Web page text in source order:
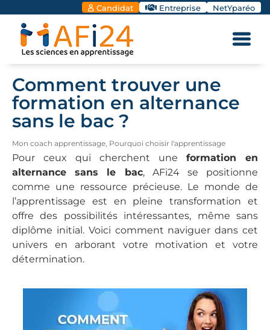
Candidat Entreprise NetYparéo
Comment trouver une
formation en alternance
sans le bac ?
Mon coach apprentissage, Pourquoi choisir l'apprentissage
Pour ceux qui cherchent une formation en
alternance sans le bac, AFi24 se positionne
comme une ressource précieuse. Le monde de
l’apprentissage est en pleine transformation et
offre des possibilités intéressantes, même sans
diplôme initial. Voici comment naviguer dans cet
univers en arborant votre motivation et votre
détermination.